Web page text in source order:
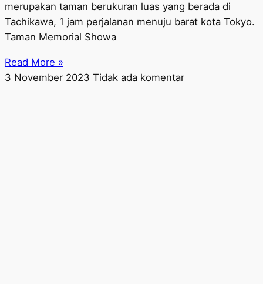
merupakan taman berukuran luas yang berada di
Tachikawa, 1 jam perjalanan menuju barat kota Tokyo.
Taman Memorial Showa
Read More »
3 November 2023 Tidak ada komentar